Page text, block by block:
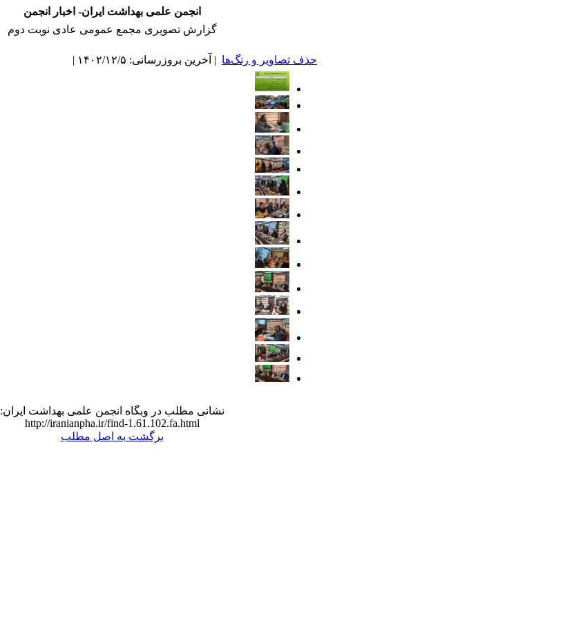
انجمن علمی بهداشت ایران- اخبار انجمن
گزارش تصویری مجمع عمومی عادی نوبت دوم
حذف تصاویر و رنگ‌ها | آخرین بروزرسانی: ۱۴۰۲/۱۲/۵ |
نشانی مطلب در وبگاه انجمن علمی بهداشت ایران:
http://iranianpha.ir/find-1.61.102.fa.html
برگشت به اصل مطلب